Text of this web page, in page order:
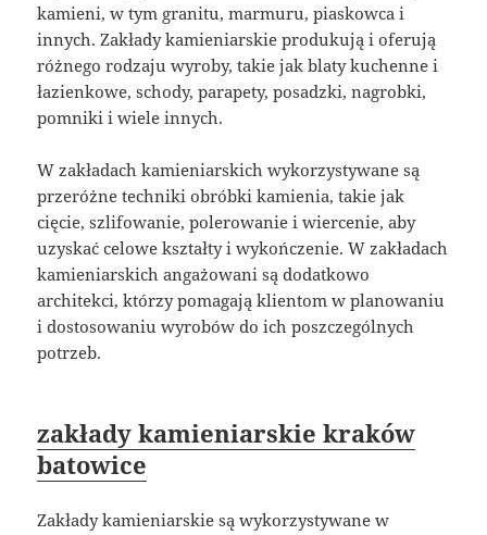
kamieni, w tym granitu, marmuru, piaskowca i
innych. Zakłady kamieniarskie produkują i oferują
różnego rodzaju wyroby, takie jak blaty kuchenne i
łazienkowe, schody, parapety, posadzki, nagrobki,
pomniki i wiele innych.
W zakładach kamieniarskich wykorzystywane są
przeróżne techniki obróbki kamienia, takie jak
cięcie, szlifowanie, polerowanie i wiercenie, aby
uzyskać celowe kształty i wykończenie. W zakładach
kamieniarskich angażowani są dodatkowo
architekci, którzy pomagają klientom w planowaniu
i dostosowaniu wyrobów do ich poszczególnych
potrzeb.
zakłady kamieniarskie kraków
batowice
Zakłady kamieniarskie są wykorzystywane w